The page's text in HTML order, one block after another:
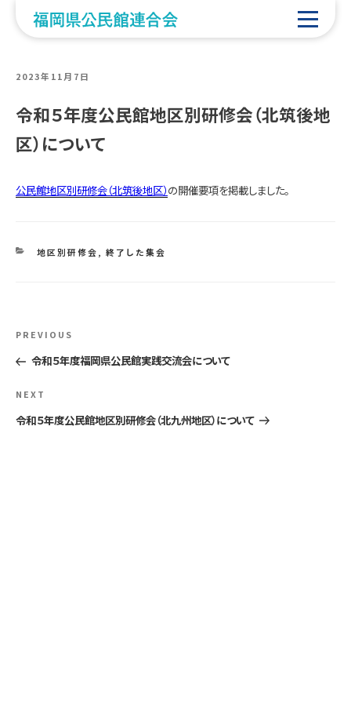
POSTED
2023年11月7日
令和５年度公民館地区別研修会（北筑後地
区）について
公民館地区別研修会（北筑後地区）の開催要項を掲載しました。
CATEGORIES
地区別研修会, 終了した集会
投
稿
ナ
ビ
Previous
Post
PREVIOUS
令和５年度福岡県公民館実践交流会について
Next
Post
NEXT
令和５年度公民館地区別研修会（北九州地区）について